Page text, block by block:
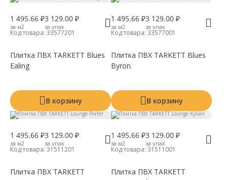
1 495.66 ₽
за м2
3 129.00 ₽
за упак
Код товара: 33577201
Плитка ПВХ TARKETT Blues
Ealing
В корзину
1 495.66 ₽
за м2
3 129.00 ₽
за упак
Код товара: 33577001
Плитка ПВХ TARKETT Blues
Byron
В корзину
1 495.66 ₽
за м2
3 129.00 ₽
за упак
Код товара: 31511201
Плитка ПВХ TARKETT
1 495.66 ₽
за м2
3 129.00 ₽
за упак
Код товара: 31511001
Плитка ПВХ TARKETT